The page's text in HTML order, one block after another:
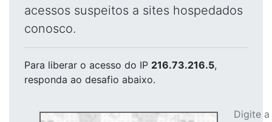
acessos suspeitos a sites hospedados
conosco.
Para liberar o acesso do IP 216.73.216.5,
responda ao desafio abaixo.
Digite